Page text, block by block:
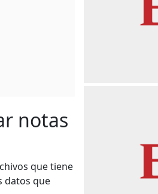
notas
que tiene
datos que